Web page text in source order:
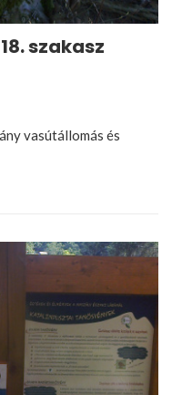
szakasz
vasútállomás és